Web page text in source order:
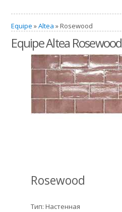
Equipe »Altea » Rosewood
Equipe Altea Rosewood
Rosewood
Тип: Настенная